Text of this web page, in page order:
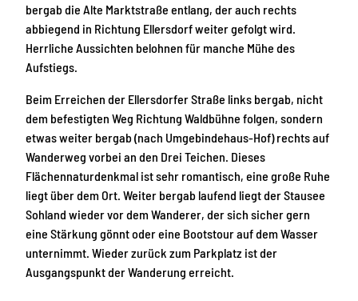
bergab die Alte Marktstraße entlang, der auch rechts
abbiegend in Richtung Ellersdorf weiter gefolgt wird.
Herrliche Aussichten belohnen für manche Mühe des
Aufstiegs.
Beim Erreichen der Ellersdorfer Straße links bergab, nicht
dem befestigten Weg Richtung Waldbühne folgen, sondern
etwas weiter bergab (nach Umgebindehaus-Hof) rechts auf
Wanderweg vorbei an den Drei Teichen. Dieses
Flächennaturdenkmal ist sehr romantisch, eine große Ruhe
liegt über dem Ort. Weiter bergab laufend liegt der Stausee
Sohland wieder vor dem Wanderer, der sich sicher gern
eine Stärkung gönnt oder eine Bootstour auf dem Wasser
unternimmt. Wieder zurück zum Parkplatz ist der
Ausgangspunkt der Wanderung erreicht.